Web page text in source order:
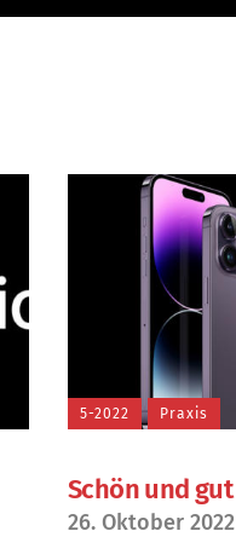
5-2022 Praxis
Schön und gut
26. Oktober 2022